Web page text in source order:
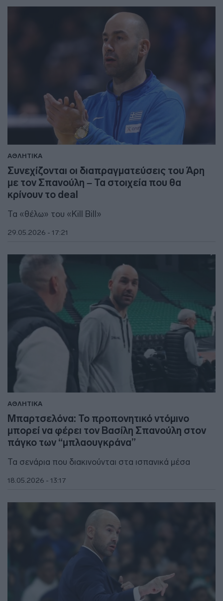
ΑΘΛΗΤΙΚΑ
Συνεχίζονται οι διαπραγματεύσεις του Άρη
με τον Σπανούλη – Τα στοιχεία που θα
κρίνουν το deal
Τα «θέλω» του «Kill Bill»
29.05.2026 - 17:21
ΑΘΛΗΤΙΚΑ
Μπαρτσελόνα: Το προπονητικό ντόμινο
μπορεί να φέρει τον Βασίλη Σπανούλη στον
πάγκο των “μπλαουγκράνα”
Τα σενάρια που διακινούνται στα ισπανικά μέσα
18.05.2026 - 13:17